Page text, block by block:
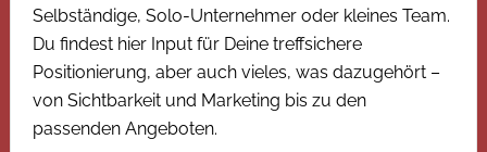
Selbständige, Solo-Unternehmer oder kleines Team.
Du findest hier Input für Deine treffsichere
Positionierung, aber auch vieles, was dazugehört –
von Sichtbarkeit und Marketing bis zu den
passenden Angeboten.